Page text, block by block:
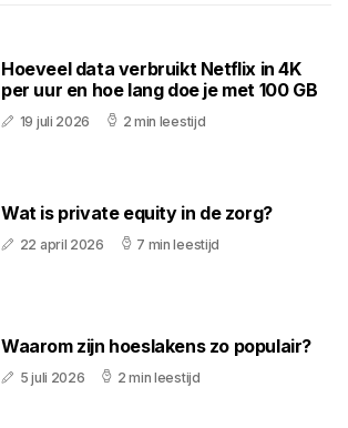
Hoeveel data verbruikt Netflix in 4K
per uur en hoe lang doe je met 100 GB
19 juli 2026 2 min leestijd
Wat is private equity in de zorg?
22 april 2026 7 min leestijd
Waarom zijn hoeslakens zo populair?
5 juli 2026 2 min leestijd